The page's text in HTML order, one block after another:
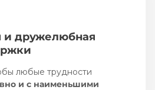
и дружелюбная
любые трудности
и с наименьшими